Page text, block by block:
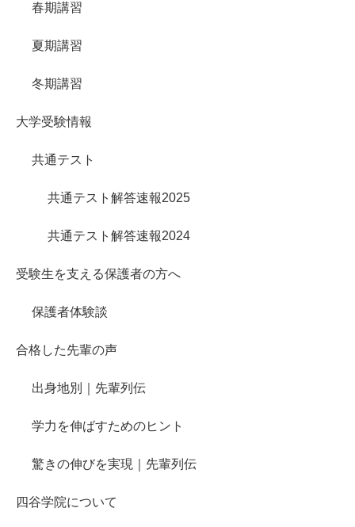
春期講習
夏期講習
冬期講習
大学受験情報
共通テスト
共通テスト解答速報2025
共通テスト解答速報2024
受験生を支える保護者の方へ
保護者体験談
合格した先輩の声
出身地別｜先輩列伝
学力を伸ばすためのヒント
驚きの伸びを実現｜先輩列伝
四谷学院について